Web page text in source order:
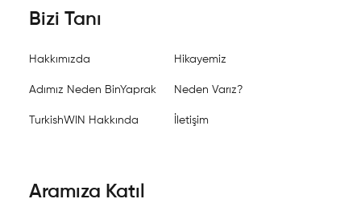
Bizi Tanı
Hakkımızda Hikayemiz
Adımız Neden BinYaprak Neden Varız?
TurkishWIN Hakkında İletişim
Aramıza Katıl